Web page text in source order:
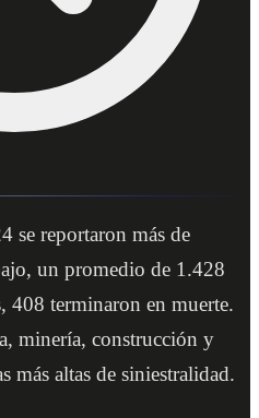
se reportaron más de
un promedio de 1.428
408 terminaron en muerte.
minería, construcción y
más altas de siniestralidad.